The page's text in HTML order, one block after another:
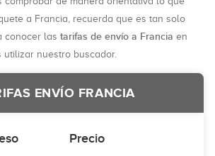
a Francia, recuerda que es tan solo
conocer las tarifas de envío a Francia en
utilizar nuestro buscador.
ENVÍO FRANCIA
Precio